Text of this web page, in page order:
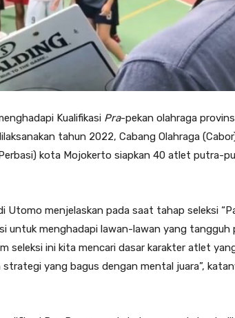
Kualifikasi Pra-pekan olahraga
tahun 2022, Cabang Olahraga
kota Mojokerto siapkan 40 atlet putra-
Utomo menjelaskan pada saat tahap seleksi
untuk menghadapi lawan-lawan yang tangguh
seleksi ini kita mencari dasar karakter atlet
yang bagus dengan mental juara”,